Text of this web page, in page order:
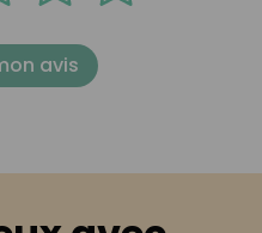
avis